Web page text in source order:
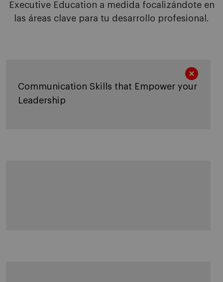
Executive Education a medida focalizándote en
las áreas clave para tu desarrollo profesional.
Communication Skills that Empower your
Leadership